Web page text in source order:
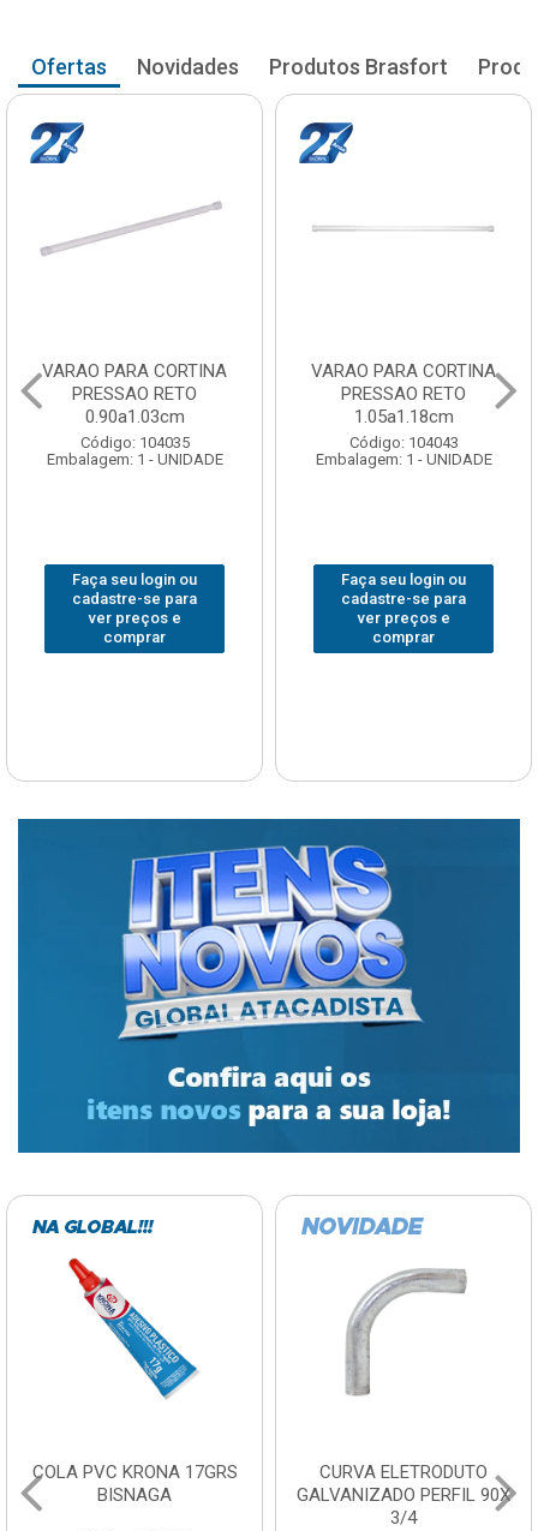
Ofertas Novidades Produtos Brasfort
VARAO PARA CORTINA
PRESSAO RETO
0.90a1.03cm
Código: 104035
Embalagem: 1 - UNIDADE
Faça seu login ou
cadastre-se para
ver preços e
comprar
VARAO PARA CORTINA
PRESSAO RETO
1.05a1.18cm
Código: 104043
Embalagem: 1 - UNIDADE
Faça seu login ou
cadastre-se para
ver preços e
comprar
COLA PVC KRONA 17GRS
BISNAGA
CURVA ELETRODUTO
GALVANIZADO PERFIL 90X
3/4